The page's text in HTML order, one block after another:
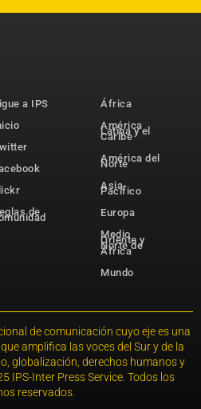
a IPS
de
África
América
Latina y el
Caribe
América del
Norte
Asia-
Pacífico
Europa
Medio
Oriente y
Norte de
África
Mundo
de comunicación cuyo eje es una
amplifica las voces del Sur y de la
globalización, derechos humanos y
IPS-Inter Press Service. Todos los
reservados.